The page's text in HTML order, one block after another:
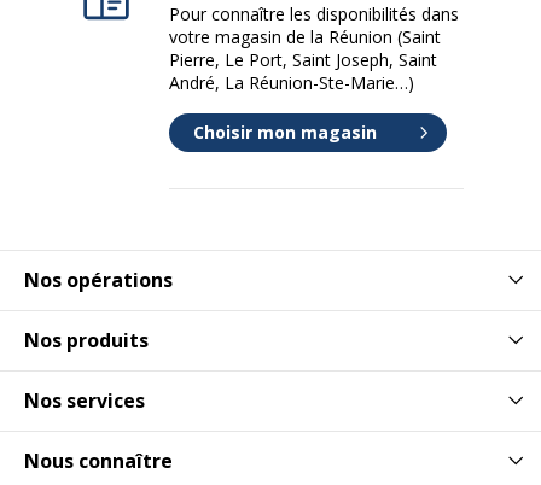
Nos opérations
Nos produits
Nos services
Nous connaître
Pour connaître les disponibilités dans
votre magasin de la Réunion (Saint
Pierre, Le Port, Saint Joseph, Saint
André, La Réunion-Ste-Marie…)
Choisir mon magasin